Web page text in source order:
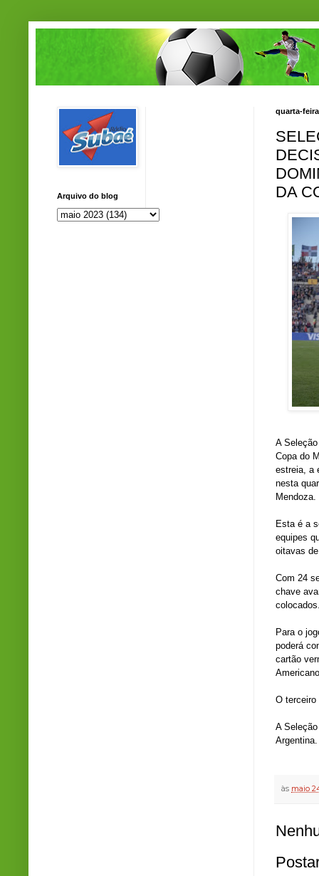
quarta-
DA
A
Copa do
estreia, a
nesta
Mendoza.
Esta é a
equipes
oitavas
Com 24
chave
Para o
poderá
cartão
O terceiro
A
Argentina.
às maio
Arquivo do blog